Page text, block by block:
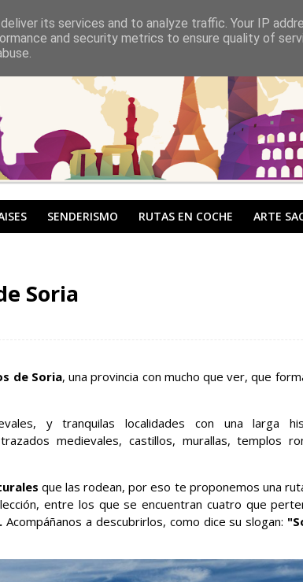
SENDERISMO RUTAS EN COCHE ARTE
Soria
de Soria, una provincia con mucho que ver, que
y tranquilas localidades con una larga
medievales, castillos, murallas, templos
que las rodean, por eso te proponemos una
entre los que se encuentran cuatro que
Acompáñanos a descubrirlos, como dice su slogan:
its services and to analyze traffic. Your IP
and security metrics to ensure quality of